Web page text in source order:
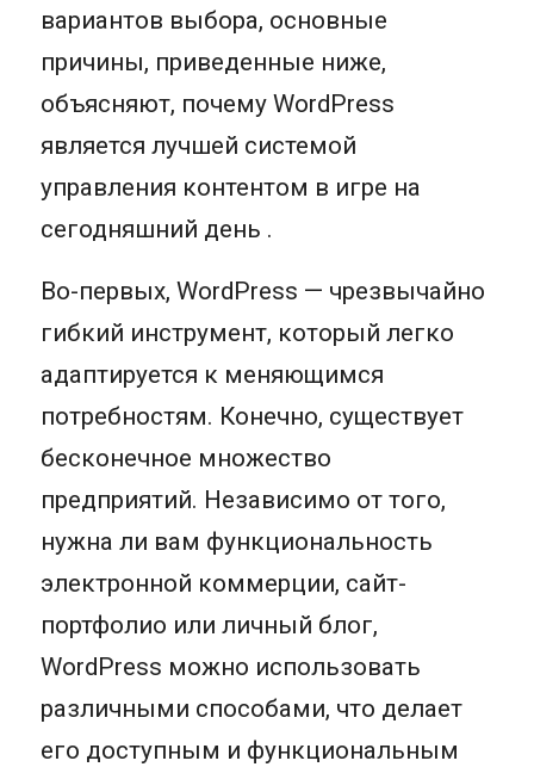
вариантов выбора, основные
причины, приведенные ниже,
объясняют, почему WordPress
является лучшей системой
управления контентом в игре на
сегодняшний день .
Во-первых, WordPress — чрезвычайно
гибкий инструмент, который легко
адаптируется к меняющимся
потребностям. Конечно, существует
бесконечное множество
предприятий. Независимо от того,
нужна ли вам функциональность
электронной коммерции, сайт-
портфолио или личный блог,
WordPress можно использовать
различными способами, что делает
его доступным и функциональным